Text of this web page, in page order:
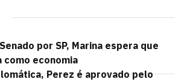
por SP, Marina espera que
economia
Perez é aprovado pelo